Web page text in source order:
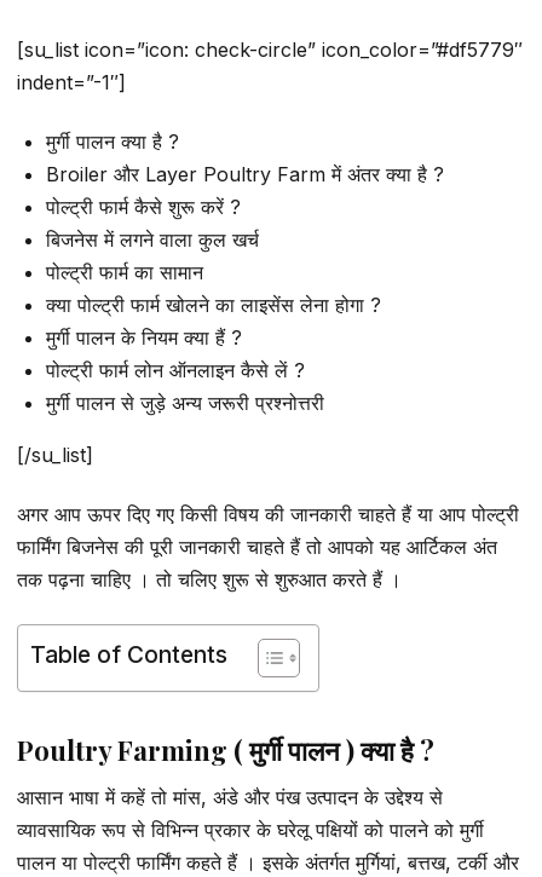
[su_list icon=”icon: check-circle” icon_color=”#df5779″
indent=”-1″]
मुर्गी पालन क्या है ?
Broiler और Layer Poultry Farm में अंतर क्या है ?
पोल्ट्री फार्म कैसे शुरू करें ?
बिजनेस में लगने वाला कुल खर्च
पोल्ट्री फार्म का सामान
क्या पोल्ट्री फार्म खोलने का लाइसेंस लेना होगा ?
मुर्गी पालन के नियम क्या हैं ?
पोल्ट्री फार्म लोन ऑनलाइन कैसे लें ?
मुर्गी पालन से जुड़े अन्य जरूरी प्रश्नोत्तरी
[/su_list]
अगर आप ऊपर दिए गए किसी विषय की जानकारी चाहते हैं या आप पोल्ट्री
फार्मिंग बिजनेस की पूरी जानकारी चाहते हैं तो आपको यह आर्टिकल अंत
तक पढ़ना चाहिए । तो चलिए शुरू से शुरुआत करते हैं ।
Table of Contents
Poultry Farming ( मुर्गी पालन ) क्या है ?
आसान भाषा में कहें तो मांस, अंडे और पंख उत्पादन के उद्देश्य से
व्यावसायिक रूप से विभिन्न प्रकार के घरेलू पक्षियों को पालने को मुर्गी
पालन या पोल्ट्री फार्मिंग कहते हैं । इसके अंतर्गत मुर्गियां, बत्तख, टर्की और